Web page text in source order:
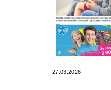
27.03.2026